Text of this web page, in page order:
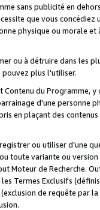
sans publicité en
que vous
physique ou morale
ou à détruire dans les
pouvez plus l'utiliser.
Contenu du Programme,
d'une personne
en plaçant des
ou utiliser d’une
toute variante ou
Moteur de Recherche.
Termes Exclusifs
de requête